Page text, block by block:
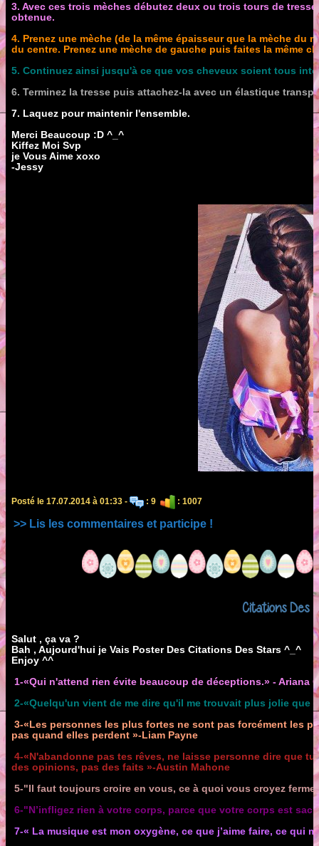
3. Avec ces trois mèches débutez deux ou trois tours de
obtenue.
4. Prenez une mèche (de la même épaisseur que la mèche du
du centre. Prenez une mèche de gauche puis faites la même
5. Continuez ainsi jusqu'à ce que vos cheveux soient tous
6. Terminez la tresse puis attachez-la avec un élastique
7. Laquez pour maintenir l'ensemble.
Merci Beaucoup :D ^_^
Kiffez Moi Svp
je Vous Aime xoxo
-Jessy
Posté le 17.07.2014 à 01:33 - : 9 : 1007
>> Lis les commentaires et participe !
Citations Des
Salut , ça va ?
Bah , Aujourd'hui je Vais Poster Des Citations Des Stars ^_^
Enjoy ^^
1-«Qui n'attend rien évite beaucoup de déceptions.» - Ariana
2-«Quelqu'un vient de me dire qu'il me trouvait plus jolie que
3-«Les personnes les plus fortes ne sont pas forcément les
pas quand elles perdent »-Liam Payne
4-«N'abandonne pas tes rêves, ne laisse personne dire que
des opinions, pas des faits »-Austin Mahone
5-"Il faut toujours croire en vous, ce à quoi vous croyez
6-"N’infligez rien à votre corps, parce que votre corps est
7-« La musique est mon oxygène, ce que j’aime faire, ce qui